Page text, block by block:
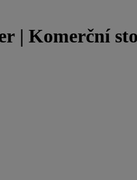
| Komerční